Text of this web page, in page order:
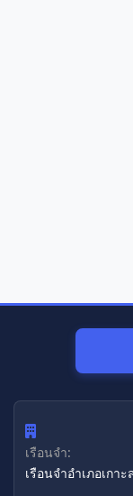
เรือนจำ:
เรือนจำอำเภอเกาะ